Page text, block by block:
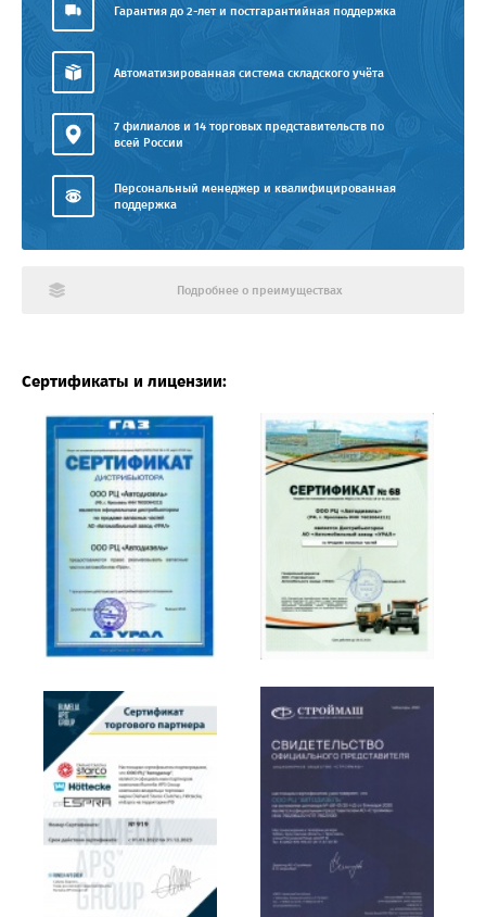
Гарантия до 2-лет и постгарантийная поддержка
Автоматизированная система складского учёта
7 филиалов и 14 торговых представительств по
всей России
Персональный менеджер и квалифицированная
поддержка
Подробнее о преимуществах
Сертификаты и лицензии: